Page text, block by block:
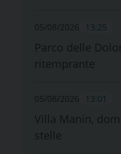
05/08/2026 13:25
Parco delle
ritemprante
05/08/2026 13:01
Villa Manin,
stelle